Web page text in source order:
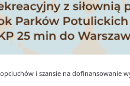
i szansie na dofinansowanie